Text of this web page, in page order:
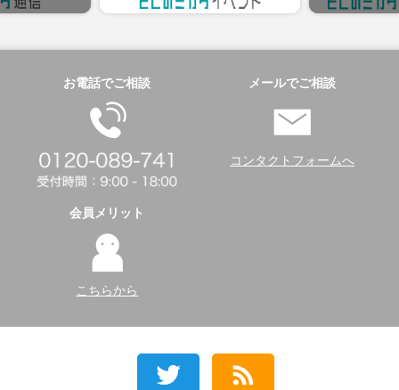
お電話でご相談 メールでご相談
コンタクトフォームへ
会員メリット
こちらから